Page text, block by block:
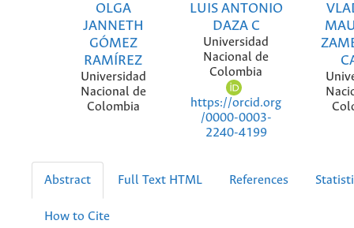
OLGA
JANNETH
GÓMEZ
RAMÍREZ
Universidad
Nacional de
Colombia
LUIS ANTONIO
DAZA C
Universidad
Nacional de
Colombia
https://orcid.org
/0000-0003-
2240-4199
Abstract Full Text HTML References
How to Cite